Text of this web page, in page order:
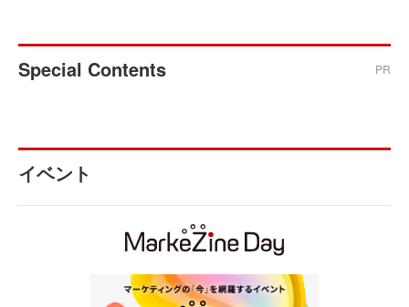
Special Contents PR
イベント